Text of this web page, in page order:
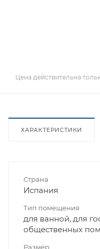
Цена действительна
ХАРАКТЕРИСТИКИ
Страна
Испания
Тип помещения
для ванной, для
общественных
Размер